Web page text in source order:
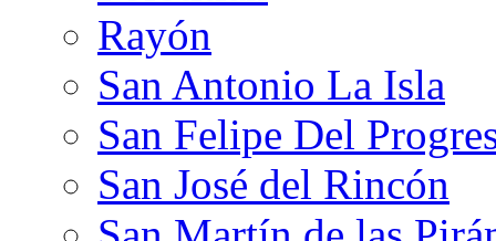
Rayón
San Antonio La Isla
San Felipe Del
San José del Rincón